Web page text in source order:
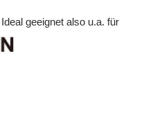
geeignet also u.a. für